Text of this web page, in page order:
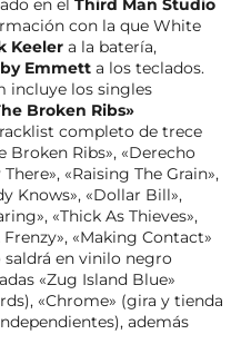
en el Third Man Studio
con la que White
Keeler a la batería,
Emmett a los teclados.
incluye los singles
Broken Ribs»
completo de trece
Broken Ribs», «Derecho
«Raising The Grain»,
Knows», «Dollar Bill»,
«Thick As Thieves»,
Frenzy», «Making Contact»
saldrá en vinilo negro
«Zug Island Blue»
«Chrome» (gira y tienda
además